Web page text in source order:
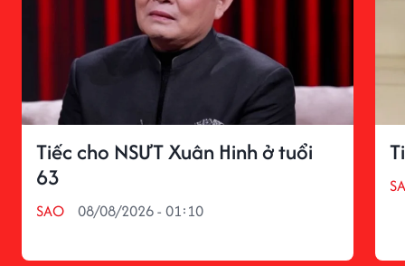
Tiếc cho NSƯT Xuân Hinh ở tuổi
63
SAO 08/08/2026 - 01:10